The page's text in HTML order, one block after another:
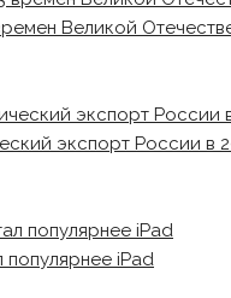
Великой
экспорт России в
популярнее iPad